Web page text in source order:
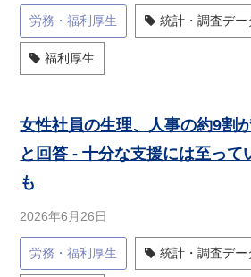
労務・福利厚生 統計・調査デー
福利厚生
女性社員の生理、人事の約9割
と回答 - 十分な支援には至って
も
2026年6月26日
労務・福利厚生 統計・調査デー